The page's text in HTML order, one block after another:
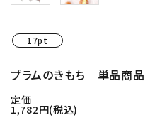
17pt
プラムのきもち 単品商品
定価
1,782円(税込)